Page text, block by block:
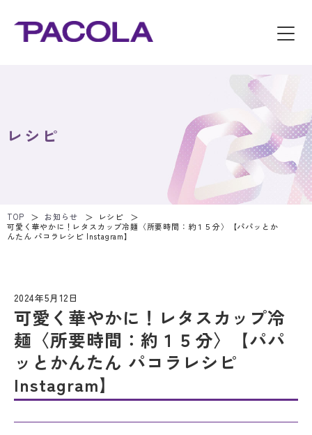
レシピ
TOP お知らせ
レシピ
可愛く華やかに！レタスカップ冷麺〈所要時間：約１５分〉【パパッとか
んたん パコラレシピ Instagram】
2024年5月12日
可愛く華やかに！レタスカップ冷
麺〈所要時間：約１５分〉【パパ
ッとかんたん パコラレシピ
Instagram】